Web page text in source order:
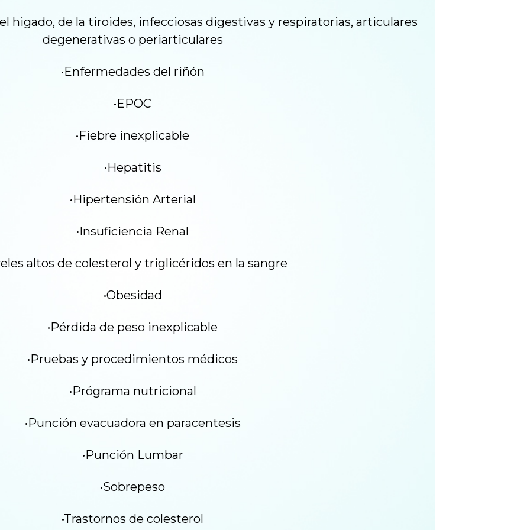
higado, de la tiroides, infecciosas digestivas y respiratorias, articulares
degenerativas o periarticulares
•Enfermedades del riñón
•EPOC
•Fiebre inexplicable
•Hepatitis
•Hipertensión Arterial
•Insuficiencia Renal
altos de colesterol y triglicéridos en la sangre
•Obesidad
•Pérdida de peso inexplicable
•Pruebas y procedimientos médicos
•Prógrama nutricional
•Punción evacuadora en paracentesis
•Punción Lumbar
•Sobrepeso
•Trastornos de colesterol